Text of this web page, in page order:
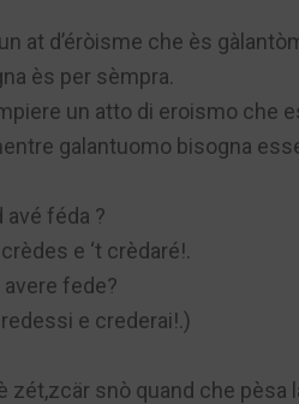
at d’éròisme che ès
ès per sèmpra.
un atto di eroismo che
galantuomo bisogna
avé féda ?
e ‘t crèdaré!.
fede?
e crederai!.)
zét,zcär snò quand che pèsa